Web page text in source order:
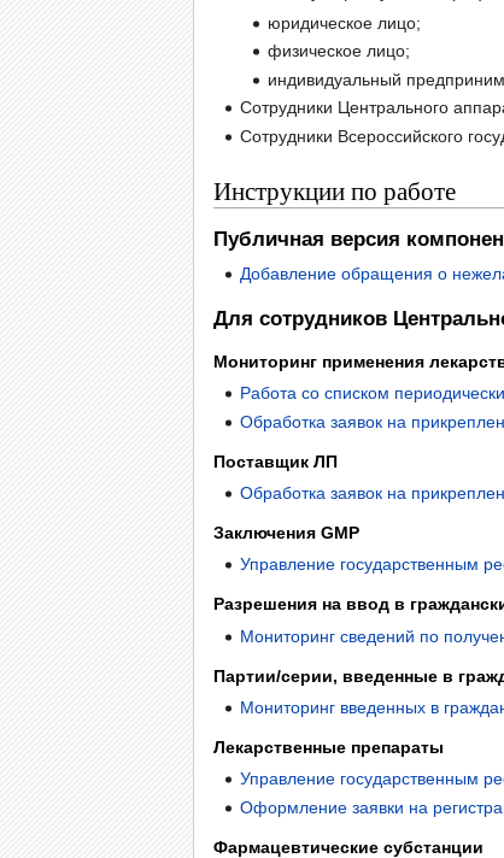
юридическое лицо;
физическое лицо;
индивидуальный
Сотрудники Центрального
Сотрудники Всероссийского
Инструкции по работе
Публичная версия
Добавление обращения о
Для сотрудников
Мониторинг применения
Работа со списком
Обработка заявок на
Поставщик ЛП
Обработка заявок на
Заключения GMP
Управление государственным
Разрешения на ввод в
Мониторинг сведений по
Партии/серии, введенные в
Мониторинг введенных в
Лекарственные препараты
Управление государственным
Оформление заявки на
Фармацевтические субстанции